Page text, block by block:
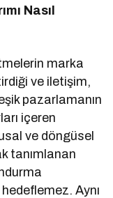
Nasıl
marka
ve iletişim,
pazarlamanın
içeren
ve döngüsel
tanımlanan
Aynı